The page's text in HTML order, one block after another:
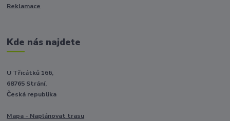
Reklamace
Kde nás najdete
U Třicátků 166,
68765 Strání,
Česká republika
Mapa - Naplánovat trasu